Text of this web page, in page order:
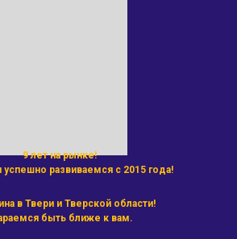
9 лет на рынке!
успешно развиваемся с 2015 года!
в Твери и Тверской области!
быть ближе к вам.